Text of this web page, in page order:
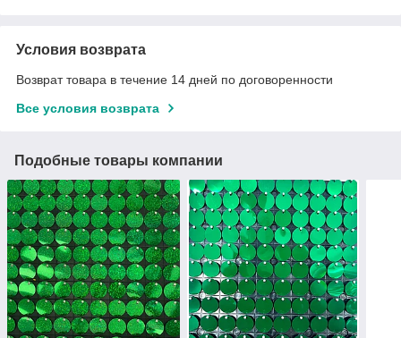
Условия возврата
Возврат товара в течение 14 дней по договоренности
Все условия возврата
Подобные товары компании